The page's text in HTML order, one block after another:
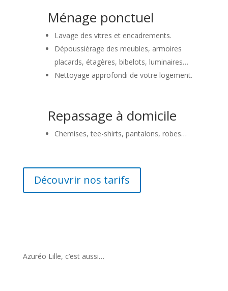
Ménage ponctuel
Lavage des vitres et encadrements.
Dépoussiérage des meubles, armoires
placards, étagères, bibelots, luminaires…
Nettoyage approfondi de votre logement.
Repassage à domicile
Chemises, tee-shirts, pantalons, robes…
Découvrir nos tarifs
Azuréo Lille, c’est aussi…